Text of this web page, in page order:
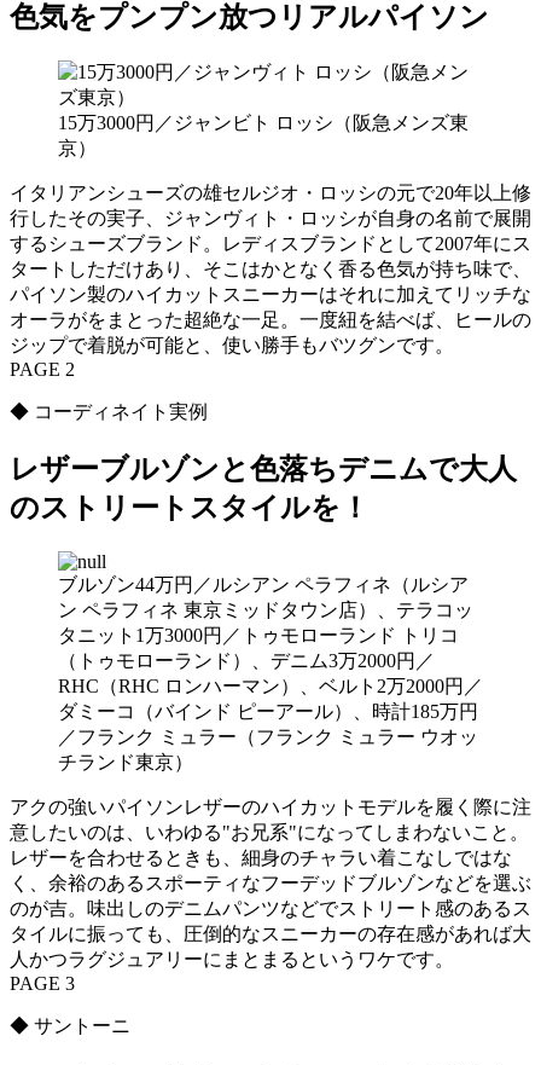
色気をプンプン放つリアルパイソン
15万3000円／ジャンビト ロッシ（阪急メンズ東
京）
イタリアンシューズの雄セルジオ・ロッシの元で20年以上修
行したその実子、ジャンヴィト・ロッシが自身の名前で展開
するシューズブランド。レディスブランドとして2007年にス
タートしただけあり、そこはかとなく香る色気が持ち味で、
パイソン製のハイカットスニーカーはそれに加えてリッチな
オーラがをまとった超絶な一足。一度紐を結べば、ヒールの
ジップで着脱が可能と、使い勝手もバツグンです。
PAGE 2
◆ コーディネイト実例
レザーブルゾンと色落ちデニムで大人
のストリートスタイルを！
ブルゾン44万円／ルシアン ペラフィネ（ルシア
ン ペラフィネ 東京ミッドタウン店）、テラコッ
タニット1万3000円／トゥモローランド トリコ
（トゥモローランド）、デニム3万2000円／
RHC（RHC ロンハーマン）、ベルト2万2000円／
ダミーコ（バインド ピーアール）、時計185万円
／フランク ミュラー（フランク ミュラー ウオッ
チランド東京）
アクの強いパイソンレザーのハイカットモデルを履く際に注
意したいのは、いわゆる"お兄系"になってしまわないこと。
レザーを合わせるときも、細身のチャラい着こなしではな
く、余裕のあるスポーティなフーデッドブルゾンなどを選ぶ
のが吉。味出しのデニムパンツなどでストリート感のあるス
タイルに振っても、圧倒的なスニーカーの存在感があれば大
人かつラグジュアリーにまとまるというワケです。
PAGE 3
◆ サントーニ